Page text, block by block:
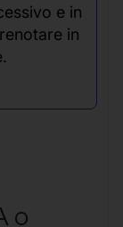
e in
in
o